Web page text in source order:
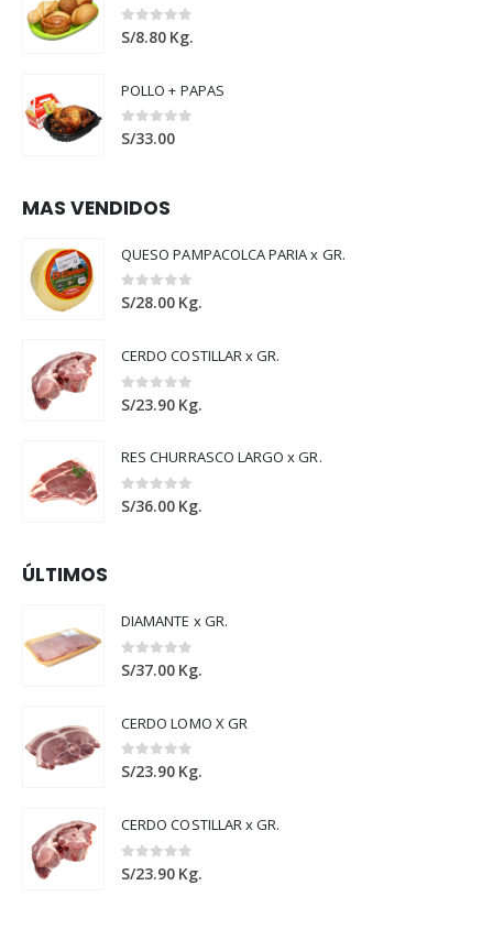
0out of 5
S/8.80 Kg.
POLLO + PAPAS
0out of 5
S/33.00
MAS VENDIDOS
QUESO PAMPACOLCA PARIA x GR.
0out of 5
S/28.00 Kg.
CERDO COSTILLAR x GR.
0out of 5
S/23.90 Kg.
RES CHURRASCO LARGO x GR.
0out of 5
S/36.00 Kg.
ÚLTIMOS
DIAMANTE x GR.
0out of 5
S/37.00 Kg.
CERDO LOMO X GR
0out of 5
S/23.90 Kg.
CERDO COSTILLAR x GR.
0out of 5
S/23.90 Kg.